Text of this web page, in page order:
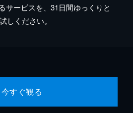
サービスを、31日間ゆっくりと
しください。
今すぐ観る